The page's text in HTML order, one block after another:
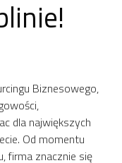
Biznesowego,
dla największych
Od momentu
firma znacznie się